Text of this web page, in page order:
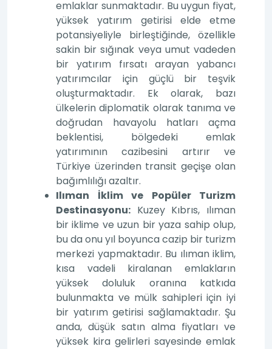
emlaklar sunmaktadır. Bu uygun fiyat,
yüksek yatırım getirisi elde etme
potansiyeliyle birleştiğinde, özellikle
sakin bir sığınak veya umut vadeden
bir yatırım fırsatı arayan yabancı
yatırımcılar için güçlü bir teşvik
oluşturmaktadır. Ek olarak, bazı
ülkelerin diplomatik olarak tanıma ve
doğrudan havayolu hatları açma
beklentisi, bölgedeki emlak
yatırımının cazibesini artırır ve
Türkiye üzerinden transit geçişe olan
bağımlılığı azaltır.
Ilıman İklim ve Popüler Turizm
Destinasyonu: Kuzey Kıbrıs, ılıman
bir iklime ve uzun bir yaza sahip olup,
bu da onu yıl boyunca cazip bir turizm
merkezi yapmaktadır. Bu ılıman iklim,
kısa vadeli kiralanan emlakların
yüksek doluluk oranına katkıda
bulunmakta ve mülk sahipleri için iyi
bir yatırım getirisi sağlamaktadır. Şu
anda, düşük satın alma fiyatları ve
yüksek kira gelirleri sayesinde emlak